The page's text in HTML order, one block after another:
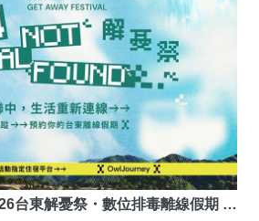
台東解憂祭・數位排毒離線假期 …